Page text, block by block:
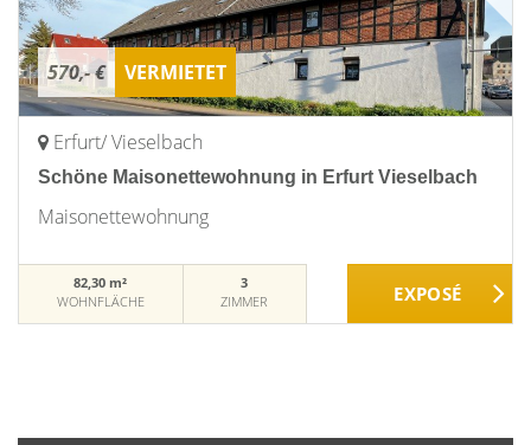
570,- € VERMIETET
Erfurt/ Vieselbach
Schöne Maisonettewohnung in Erfurt Vieselbach
Maisonettewohnung
82,30 m²
WOHNFLÄCHE
3
ZIMMER